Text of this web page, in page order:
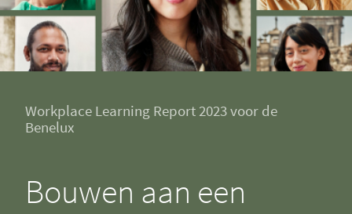
Workplace Learning Report 2023 voor de
Benelux
Bouwen aan een